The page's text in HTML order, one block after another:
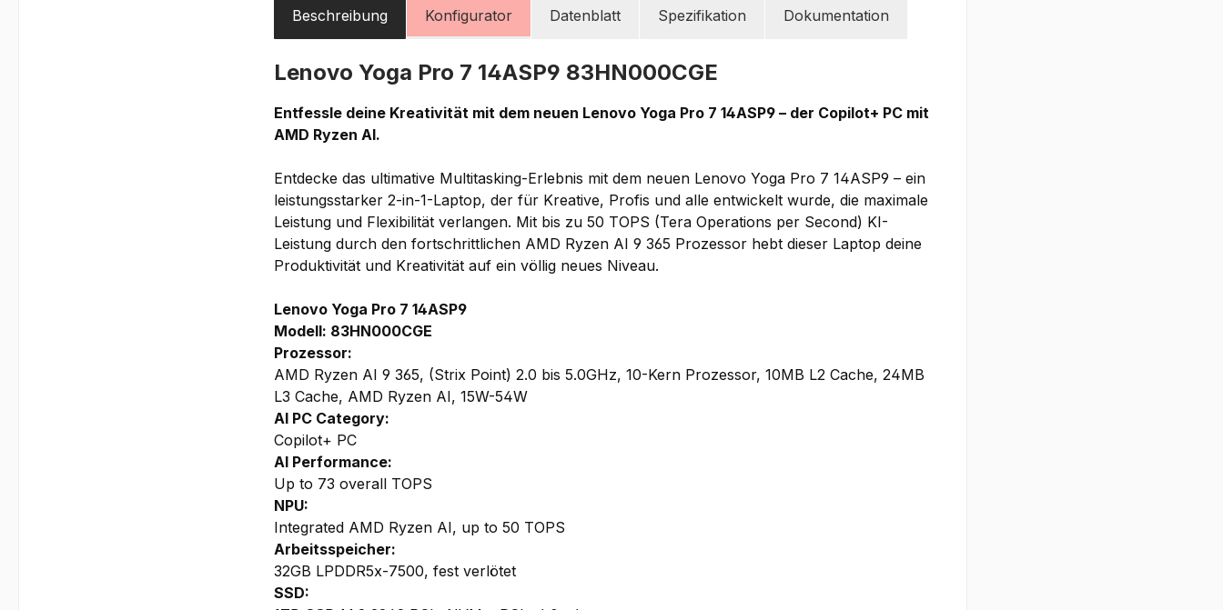
Beschreibung Konfigurator Datenblatt Spezifikation Dokumentation
Lenovo Yoga Pro 7 14ASP9 83HN000CGE
Entfessle deine Kreativität mit dem neuen Lenovo Yoga Pro 7 14ASP9 – der Copilot+ PC mit
AMD Ryzen AI.
Entdecke das ultimative Multitasking-Erlebnis mit dem neuen Lenovo Yoga Pro 7 14ASP9 – ein
leistungsstarker 2-in-1-Laptop, der für Kreative, Profis und alle entwickelt wurde, die maximale
Leistung und Flexibilität verlangen. Mit bis zu 50 TOPS (Tera Operations per Second) KI-
Leistung durch den fortschrittlichen AMD Ryzen AI 9 365 Prozessor hebt dieser Laptop deine
Produktivität und Kreativität auf ein völlig neues Niveau.
Lenovo Yoga Pro 7 14ASP9
Modell: 83HN000CGE
Prozessor:
AMD Ryzen AI 9 365, (Strix Point) 2.0 bis 5.0GHz, 10-Kern Prozessor, 10MB L2 Cache, 24MB
L3 Cache, AMD Ryzen AI, 15W-54W
AI PC Category:
Copilot+ PC
AI Performance:
Up to 73 overall TOPS
NPU:
Integrated AMD Ryzen AI, up to 50 TOPS
Arbeitsspeicher:
32GB LPDDR5x-7500, fest verlötet
SSD: